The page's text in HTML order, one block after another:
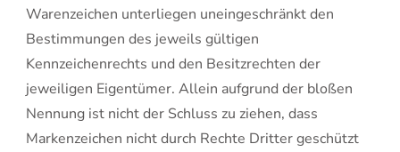
Warenzeichen unterliegen uneingeschränkt den
Bestimmungen des jeweils gültigen
Kennzeichenrechts und den Besitzrechten der
jeweiligen Eigentümer. Allein aufgrund der bloßen
Nennung ist nicht der Schluss zu ziehen, dass
Markenzeichen nicht durch Rechte Dritter geschützt